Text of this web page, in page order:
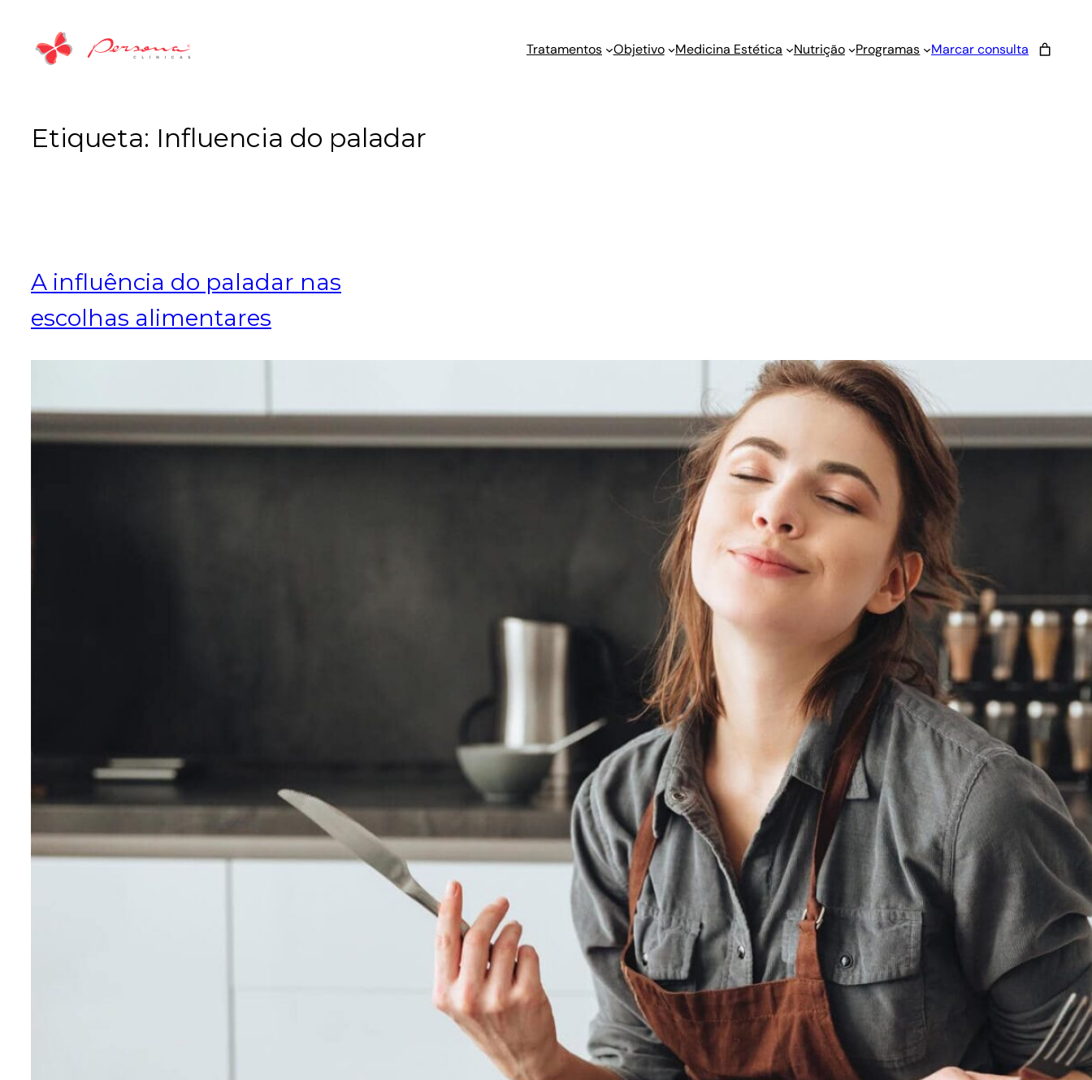
Tratamentos Objetivo Medicina Estética Nutrição Programas Marcar consulta
Etiqueta: Influencia do paladar
A influência do paladar nas
escolhas alimentares